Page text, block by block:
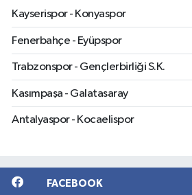
Kayserispor - Konyaspor
Fenerbahçe - Eyüpspor
Trabzonspor - Gençlerbirliği S.K.
Kasımpaşa - Galatasaray
Antalyaspor - Kocaelispor
FACEBOOK